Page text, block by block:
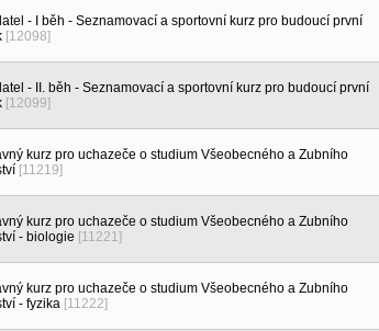
- I běh - Seznamovací a sportovní kurz pro budoucí první
[12098]
- II. běh - Seznamovací a sportovní kurz pro budoucí první
[12099]
kurz pro uchazeče o studium Všeobecného a Zubního
[11219]
kurz pro uchazeče o studium Všeobecného a Zubního
- biologie [11221]
kurz pro uchazeče o studium Všeobecného a Zubního
- fyzika [11222]